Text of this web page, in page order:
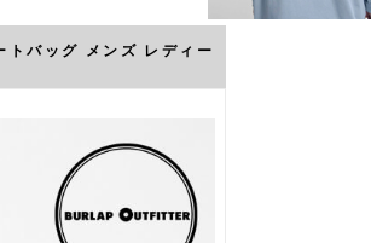
バッグ メンズ レディー